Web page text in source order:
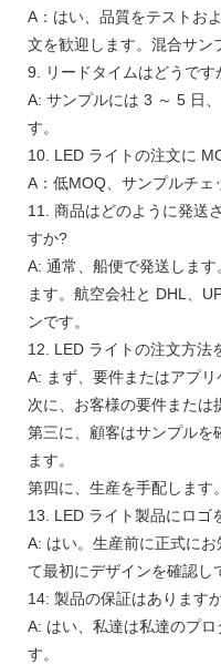
A：はい、品質をテストお
文を歓迎します。混合サン
9. リードタイムはどうです
A: サンプルには 3 ～ 5 日
す。
10. LED ライトの注文に
A：低MOQ、サンプルチェ
11. 商品はどのように発送
すか?
A: 通常、船便で発送しま
ます。航空会社と DHL、
ンです。
12. LED ライトの注文方法
A: まず、要件またはアプリ
次に、お客様の要件または
第三に、顧客はサンプルを
ます。
第四に、生産を手配します。
13. LED ライト製品にロゴ
A: はい。生産前に正式に
て最初にデザインを確認し
14: 製品の保証はあります
A: はい、私達は私達のプ
す。